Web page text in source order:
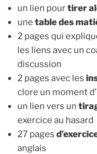
un lien pourtirer
une table des
2 pages qui
les liens avec un
discussion
2 pages avec les
clore un moment
un lien vers un
exercice au hasard
27 pages
anglais